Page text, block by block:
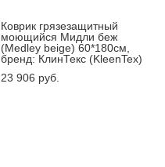
Коврик грязезащитный
моющийся Мидли беж
(Medley beige) 60*180см,
бренд: КлинТекс (KleenTex)
23 906 pуб.